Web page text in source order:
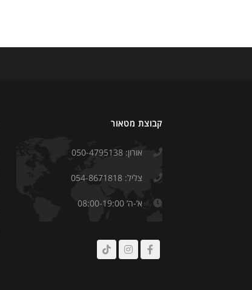
קבוצת מטאור
אורון: 050-4795138
צליל: 054-8671818
א’-ה’ 08:00-19:00